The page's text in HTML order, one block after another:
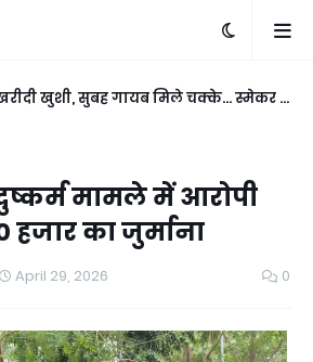
खुशी, सुबह गायब मिले चक्के... स्मेकर ने
मामले में आरोपी
हजार का जुर्माना
April 29, 2026 0